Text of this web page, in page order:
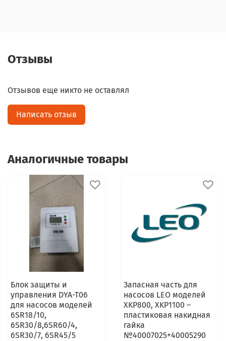
Отзывы
Отзывов еще никто не оставлял
Написать отзыв
Аналогичные товары
Блок защиты и
управления DYA-T06
для насосов моделей
6SR18/10,
6SR30/8,6SR60/4,
6SR30/7, 6SR45/5
Запасная часть для
насосов LEO моделей
XKP800, XKP1100 –
пластиковая накидная
гайка
№40007025+40005290